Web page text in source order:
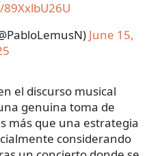
June 15,
el discurso musical
genuina toma de
más que una estrategia
considerando